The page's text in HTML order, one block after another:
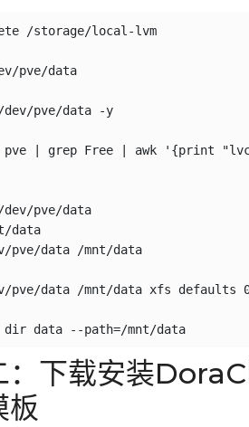
/storage/local-lvm
pve/data
dev/pve/data -y
pve | grep Free | awk '{print
pve/data
data
pve/data /mnt/data
pve/data /mnt/data xfs defaults
pvesm add dir data --path=/mnt/data
：下载安装
板